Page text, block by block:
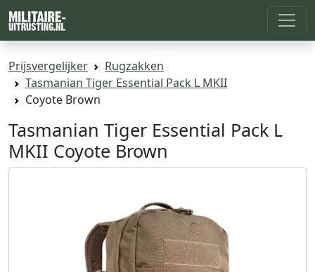
Prijsvergelijker
Rugzakken
Tasmanian Tiger Essential Pack L MKII
Coyote Brown
Tasmanian Tiger Essential Pack L
MKII Coyote Brown